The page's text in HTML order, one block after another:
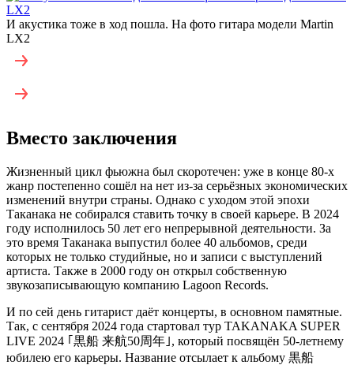
И акустика тоже в ход пошла. На фото гитара модели Martin
LX2
Вместо заключения
Жизненный цикл фьюжна был скоротечен: уже в конце 80-х
жанр постепенно сошёл на нет из-за серьёзных экономических
изменений внутри страны. Однако с уходом этой эпохи
Таканака не собирался ставить точку в своей карьере. В 2024
году исполнилось 50 лет его непрерывной деятельности. За
это время Таканака выпустил более 40 альбомов, среди
которых не только студийные, но и записи с выступлений
артиста. Также в 2000 году он открыл собственную
звукозаписывающую компанию Lagoon Records.
И по сей день гитарист даёт концерты, в основном памятные.
Так, с сентября 2024 года стартовал тур TAKANAKA SUPER
LIVE 2024 ｢黒船 来航50周年｣, который посвящён 50-летнему
юбилею его карьеры. Название отсылает к альбому 黒船